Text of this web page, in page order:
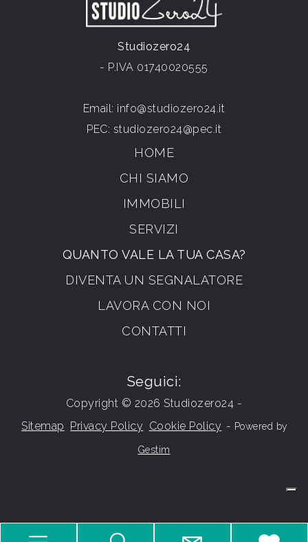
Studiozero24
- P.IVA 01740020555
Email: info@studiozero24.it
PEC: studiozero24@pec.it
HOME
CHI SIAMO
IMMOBILI
SERVIZI
QUANTO VALE LA TUA CASA?
DIVENTA UN SEGNALATORE
LAVORA CON NOI
CONTATTI
Seguici:
Copyright © 2026 Studiozero24 -
Sitemap Privacy Policy Cookie Policy - Powered by
Gestim